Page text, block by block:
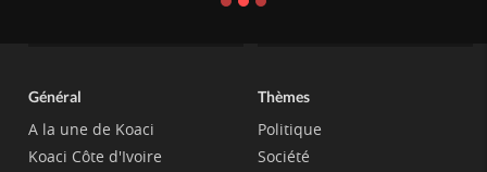
Général
A la une de Koaci
Koaci Côte d'Ivoire
Thèmes
Politique
Société